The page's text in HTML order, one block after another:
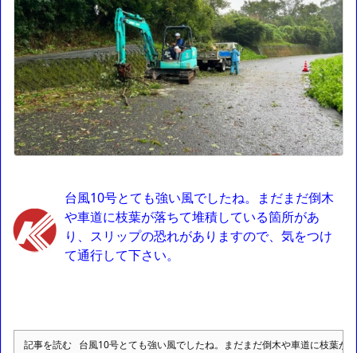
台風10号とても強い風でしたね。まだまだ倒木
や車道に枝葉が落ちて堆積している箇所があ
り、スリップの恐れがありますので、気をつけ
て通行して下さい。
記事を読む 台風10号とても強い風でしたね。まだまだ倒木や車道に枝葉